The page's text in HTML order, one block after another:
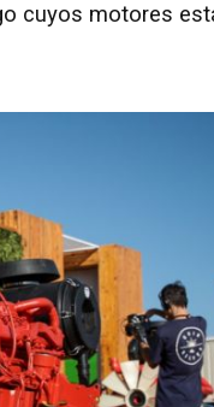
cuyos motores